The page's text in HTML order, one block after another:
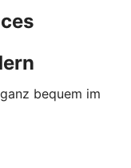
bequem im